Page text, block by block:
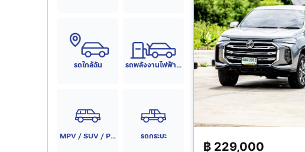
รถใกล้ฉัน รถพลังงานไฟฟ้า (EV)
MPV / SUV / PPV รถกระบะ
฿ 229,000